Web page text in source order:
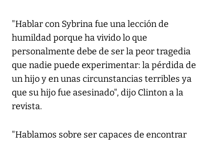
"Hablar con Sybrina fue una lección de
humildad porque ha vivido lo que
personalmente debe de ser la peor tragedia
que nadie puede experimentar: la pérdida de
un hijo y en unas circunstancias terribles ya
que su hijo fue asesinado", dijo Clinton a la
revista.
"Hablamos sobre ser capaces de encontrar